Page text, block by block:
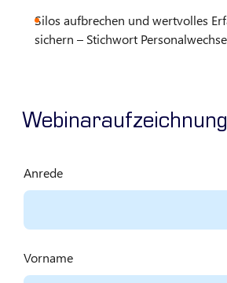
Silos aufbrechen und wertvolles
sichern – Stichwort
Anrede
Vorname